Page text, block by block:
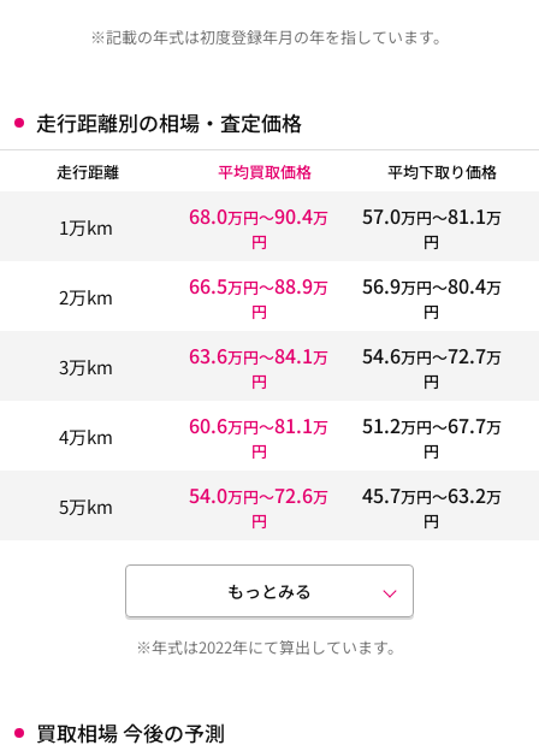
※記載の年式は初度登録年月の年を指しています。
走行距離別の相場・査定価格
走行距離 平均買取価格 平均下取り価格
1万km 68.0万円〜90.4万
円
57.0万円〜81.1万
円
2万km 66.5万円〜88.9万
円
56.9万円〜80.4万
円
3万km 63.6万円〜84.1万
円
54.6万円〜72.7万
円
4万km 60.6万円〜81.1万
円
51.2万円〜67.7万
円
5万km 54.0万円〜72.6万
円
45.7万円〜63.2万
円
もっとみる
※年式は2022年にて算出しています。
買取相場 今後の予測